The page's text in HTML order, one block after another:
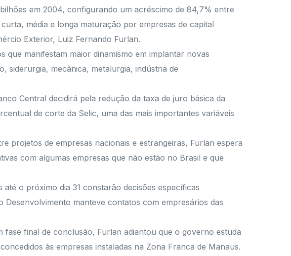
em 2004, configurando um acréscimo de 84,7% entre
média e longa maturação por empresas de capital
Exterior, Luiz Fernando Furlan.
que manifestam maior dinamismo em implantar novas
siderurgia, mecânica, metalurgia, indústria de
Central decidirá pela redução da taxa de juro básica da
de corte da Selic, uma das mais importantes variáveis
projetos de empresas nacionais e estrangeiras, Furlan espera
com algumas empresas que não estão no Brasil e que
o próximo dia 31 constarão decisões específicas
manteve contatos com empresários das
fase final de conclusão, Furlan adiantou que o governo estuda
às empresas instaladas na Zona Franca de Manaus.